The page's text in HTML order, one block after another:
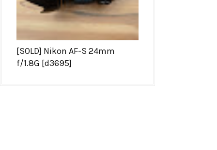
[SOLD] Nikon AF-S 24mm
f/1.8G [d3695]